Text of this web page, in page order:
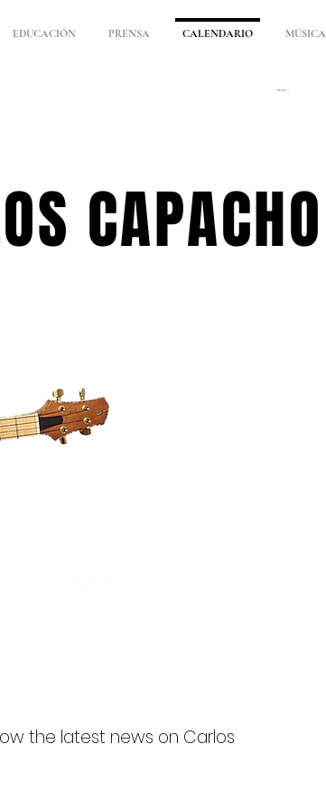
EDUCACIÓN PRENSA CALENDARIO MÚSICA
CAPACHO
the latest news on Carlos